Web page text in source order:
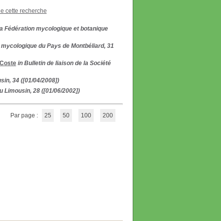
cette recherche
Fédération mycologique et botanique
du Pays de Montbéliard, 31
in Bulletin de liaison de la Société
34 ([01/04/2008])
Limousin, 28 ([01/06/2002])
Par page : 25 50 100 200